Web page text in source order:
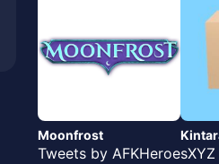
Moonfrost
Tweets by AFKHeroesXYZ